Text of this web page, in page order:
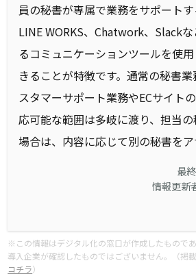
員の秘書が専属で業務をサポートす
LINE WORKS、Chatwork、Slack
るコミュニケーションツールを使
きることが特徴です。通常の秘書
スタマーサポート業務やECサイト
応可能な範囲は多岐に渡り、担当
場合は、内容に応じて別の秘書をア
最
情報更新
※この情報はデジタル化の窓口が作成したもので
導入企業が確認したものではございません。（掲
コチラ）